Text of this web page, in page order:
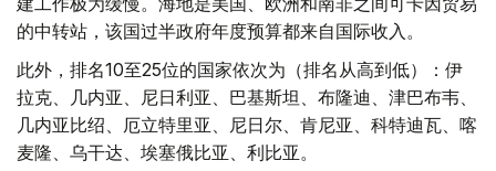
的中转站，该国过半政府年度预算都来自国际收入。
此外，排名10至25位的国家依次为（排名从高到低）：伊
拉克、几内亚、尼日利亚、巴基斯坦、布隆迪、津巴布韦、
几内亚比绍、厄立特里亚、尼日尔、肯尼亚、科特迪瓦、喀
麦隆、乌干达、埃塞俄比亚、利比亚。